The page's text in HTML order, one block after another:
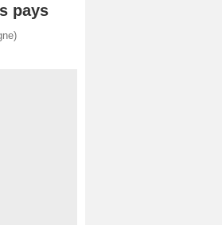
pays